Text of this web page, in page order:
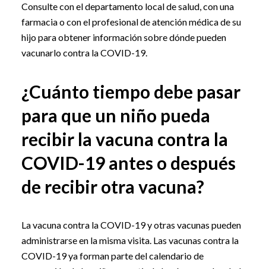
Consulte con el departamento local de salud, con una
farmacia o con el profesional de atención médica de su
hijo para obtener información sobre dónde pueden
vacunarlo contra la COVID-19.
¿Cuánto tiempo debe pasar
para que un niño pueda
recibir la vacuna contra la
COVID-19 antes o después
de recibir otra vacuna?
La vacuna contra la COVID-19 y otras vacunas pueden
administrarse en la misma visita. Las vacunas contra la
COVID-19 ya forman parte del calendario de